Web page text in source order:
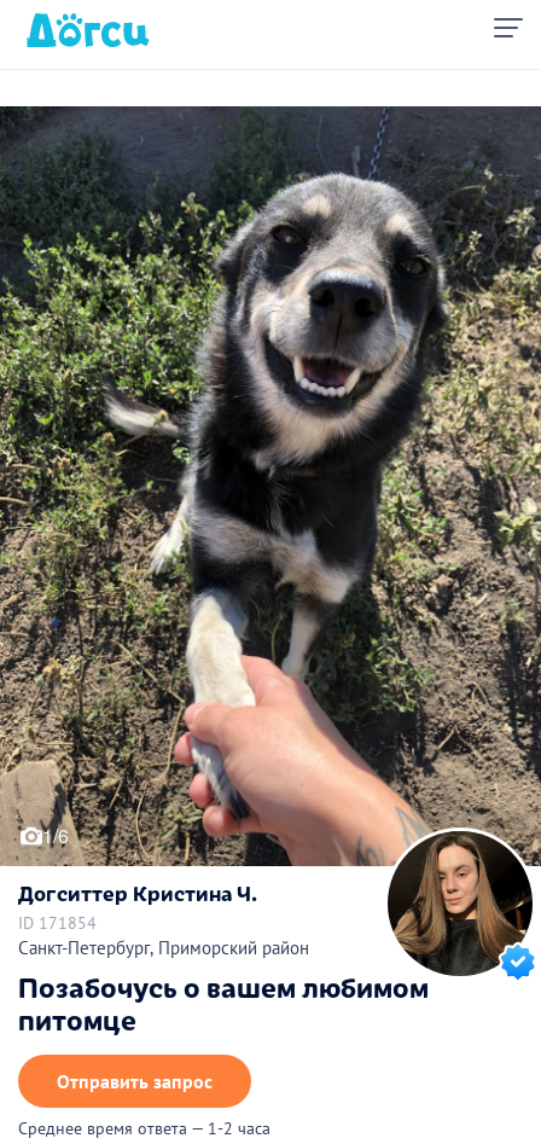
1/6
Догситтер Кристина Ч.
ID 171854
Санкт-Петербург, Приморский район
Позабочусь о вашем любимом
питомце
Отправить запрос
Среднее время ответа — 1-2 часа